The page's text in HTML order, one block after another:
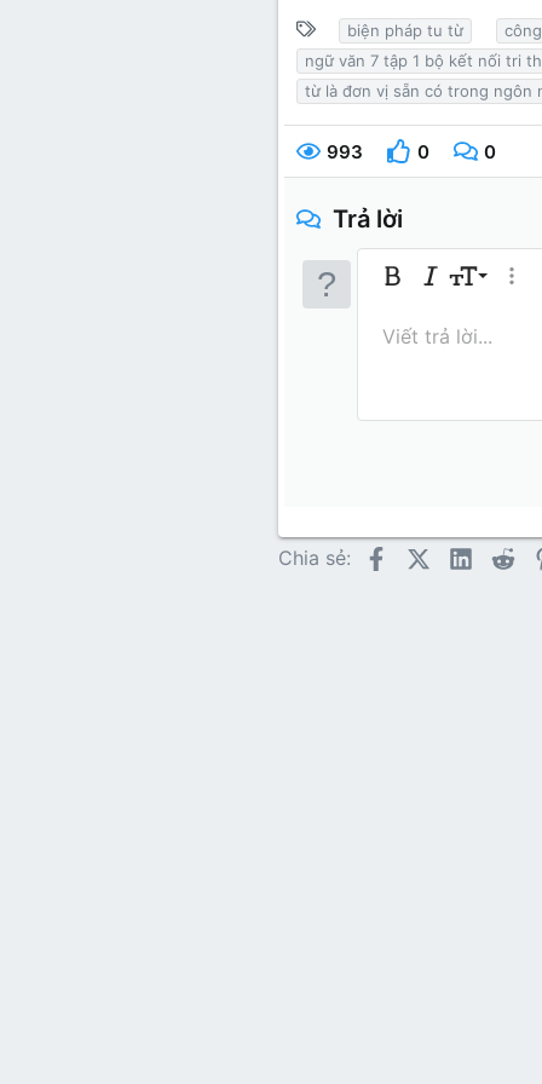
T
ừ
k
h
ó
a
biện pháp tu từ
ngữ văn 7 tập 1 bộ kết nối tri
từ là đơn vị sẵn có trong ngôn
993 0 0
Trả lời
Bold In nghiêng
Kích thước
9
18
Màu chữPhông chữArial
Gạch ngang
Mặt cười
MediaTrích dẫn
RedoXóa định dạng
Toggle BB
Viết trả lời...
Chia sẻ: FacebookX (Twitter)